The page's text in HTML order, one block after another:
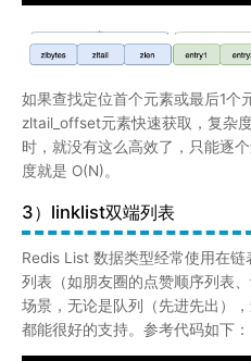
如果查找定位首个元素或最后1个
zltail_offset元素快速获取，复杂
时，就没有这么高效了，只能逐
度就是 O(N)。
3）linklist双端列表
Redis List 数据类型经常使用在
列表（如朋友圈的点赞顺序列表
场景，无论是队列（先进先出）
都能很好的支持。参考代码如下：